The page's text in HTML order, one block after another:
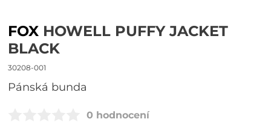
FOX HOWELL PUFFY JACKET
BLACK
30208-001
Pánská bunda
0 hodnocení